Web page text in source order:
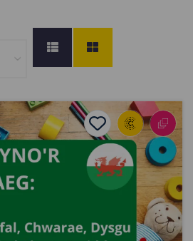
2 Gofal, Chwarae, Dysgu a
Add to favourites
Add to favourites
Lefel 2 Gofal, Chwarae,
Plant: Craidd